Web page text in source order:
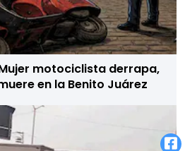
motociclista derrapa,
en la Benito Juárez